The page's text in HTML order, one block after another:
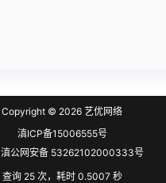
Copyright © 2026 艺优网络
滇ICP备15006555号
滇公网安备 53262102000333号
查询 25 次，耗时 0.5007 秒